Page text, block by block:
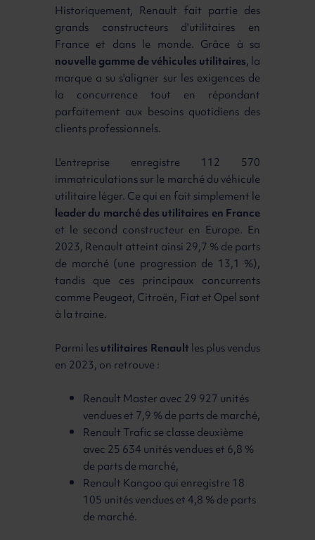
Historiquement, Renault fait partie des
grands constructeurs d'utilitaires en
France et dans le monde. Grâce à sa
nouvelle gamme de véhicules utilitaires, la
marque a su s'aligner sur les exigences de
la concurrence tout en répondant
parfaitement aux besoins quotidiens des
clients professionnels.
L'entreprise enregistre 112 570
immatriculations sur le marché du véhicule
utilitaire léger. Ce qui en fait simplement le
leader du marché des utilitaires en France
et le second constructeur en Europe. En
2023, Renault atteint ainsi 29,7 % de parts
de marché (une progression de 13,1 %),
tandis que ces principaux concurrents
comme Peugeot, Citroën, Fiat et Opel sont
à la traine.
Parmi lesutilitaires Renaultles plus vendus
en 2023, on retrouve :
Renault Master avec 29 927 unités
vendues et 7,9 % de parts de marché,
Renault Trafic se classe deuxième
avec 25 634 unités vendues et 6,8 %
de parts de marché,
Renault Kangoo qui enregistre 18
105 unités vendues et 4,8 % de parts
de marché.